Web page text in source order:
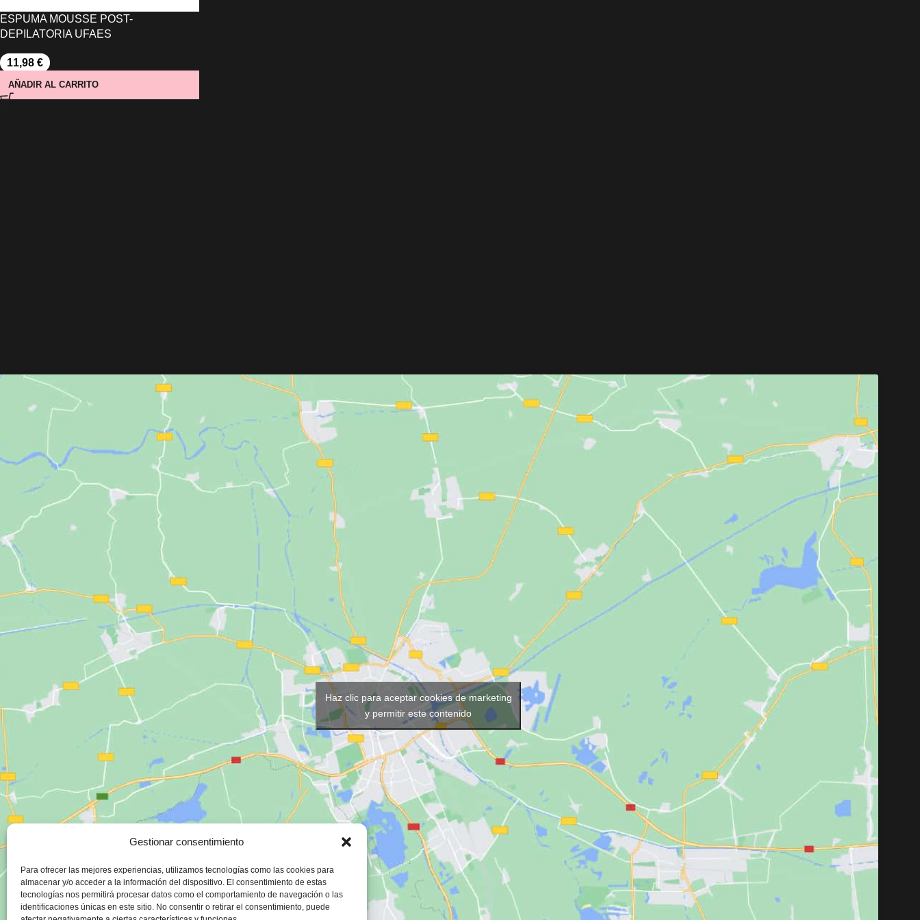
Gestionar consentimiento
Para ofrecer las mejores experiencias, utilizamos tecnologías como las cookies para
almacenar y/o acceder a la información del dispositivo. El consentimiento de estas
tecnologías nos permitirá procesar datos como el comportamiento de navegación o las
identificaciones únicas en este sitio. No consentir o retirar el consentimiento, puede
ESPUMA MOUSSE POST-
DEPILATORIA UFAES
11,98 €
AÑADIR AL CARRITO
Haz clic para aceptar cookies de marketing
y permitir este contenido